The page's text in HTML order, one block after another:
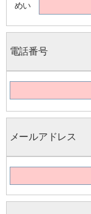
めい
電話番号
メールアドレス